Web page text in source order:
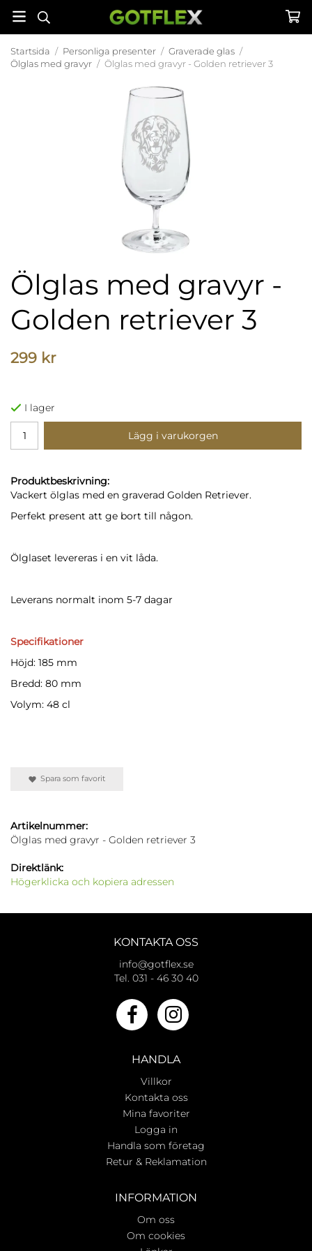
Startsida / Personliga presenter / Graverade glas /
Ölglas med gravyr / Ölglas med gravyr - Golden retriever 3
Ölglas med gravyr -
Golden retriever 3
299 kr
I lager
Lägg i varukorgen
Produktbeskrivning:
Vackert ölglas med en graverad Golden Retriever.
Perfekt present att ge bort till någon.
Ölglaset levereras i en vit låda.
Leverans normalt inom 5-7 dagar
Specifikationer
Höjd: 185 mm
Bredd: 80 mm
Volym: 48 cl
Spara som favorit
Artikelnummer:
Ölglas med gravyr - Golden retriever 3
Direktlänk:
Högerklicka och kopiera adressen
KONTAKTA OSS
info@gotflex.se
Tel. 031 - 46 30 40
HANDLA
Villkor
Kontakta oss
Mina favoriter
Logga in
Handla som företag
Retur & Reklamation
INFORMATION
Om oss
Om cookies